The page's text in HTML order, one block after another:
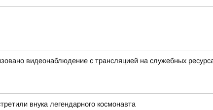
видеонаблюдение с трансляцией на служебных
внука легендарного космонавта